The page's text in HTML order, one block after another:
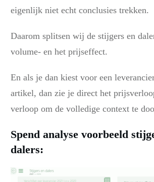
eigenlijk niet echt conclusies trekken.
Daarom splitsen wij de stijgers en
volume- en het prijseffect.
En als je dan kiest voor een
artikel, dan zie je direct het
verloop om de volledige context te
Spend analyse voorbeeld
dalers: